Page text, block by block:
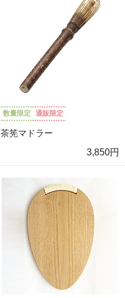
数量限定 通販限定
茶筅マドラー
3,850円